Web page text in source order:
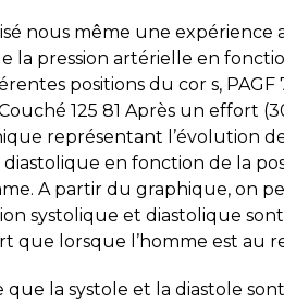
nous même une expérience
la pression artérielle en
positions du cor s, PAGF
125 81 Après un effort
représentant l’évolution
en fonction de la
A partir du graphique, on
systolique et diastolique
que lorsque l’homme est au
la systole et la diastole sont